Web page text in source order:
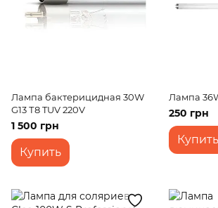
Лампа бактерицидная 30W
G13 Т8 TUV 220V
1 500 грн
Купить
Лампа
250 грн
Купить